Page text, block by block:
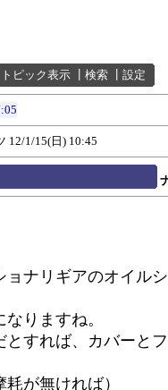
トピック表示 検索 設定
12/1/15(日) 10:45
ナリギアのオイル
りますね。
すれば、カバーと
が無ければ）